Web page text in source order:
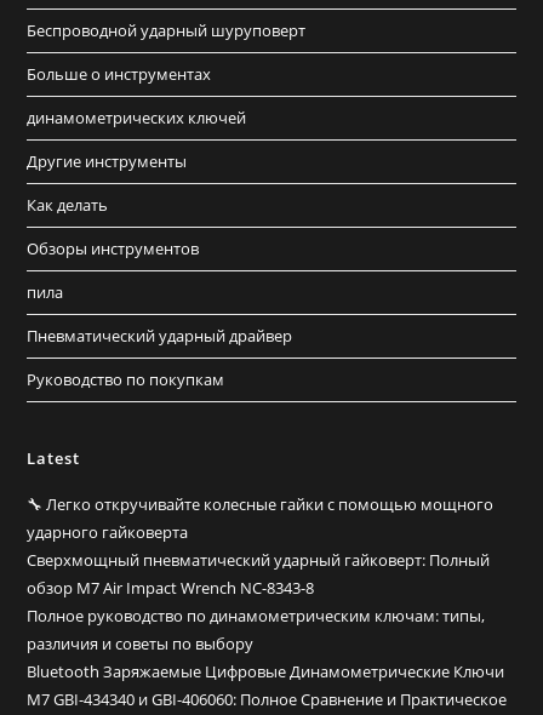
Беспроводной ударный шуруповерт
Больше о инструментах
динамометрических ключей
Другие инструменты
Как делать
Обзоры инструментов
пила
Пневматический ударный драйвер
Руководство по покупкам
Latest
🔧 Легко откручивайте колесные гайки с помощью мощного
ударного гайковерта
Сверхмощный пневматический ударный гайковерт: Полный
обзор M7 Air Impact Wrench NC-8343-8
Полное руководство по динамометрическим ключам: типы,
различия и советы по выбору
Bluetooth Заряжаемые Цифровые Динамометрические Ключи
M7 GBI-434340 и GBI-406060: Полное Сравнение и Практическое